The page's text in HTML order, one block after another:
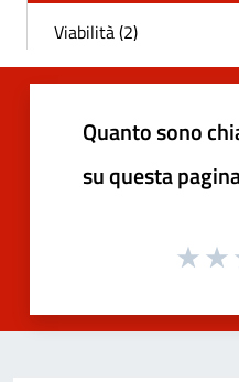
Viabilità (2)
Quanto sono
su questa